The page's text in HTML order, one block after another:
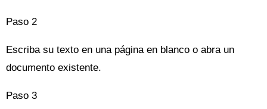
Paso 2
Escriba su texto en una página en blanco o abra un
documento existente.
Paso 3